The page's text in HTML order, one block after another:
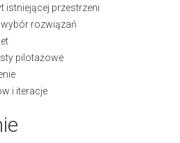
istniejącej przestrzeni
rozwiązań
pilotażowe
i iteracje